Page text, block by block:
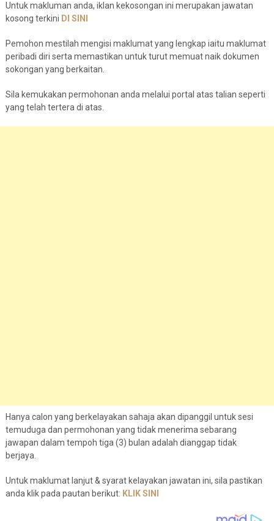
Untuk makluman anda, iklan kekosongan ini merupakan jawatan
kosong terkini DI S N
Pemohon mestilah mengisi maklumat yang lengkap iaitu maklumat
peribadi diri serta memastikan untuk turut memuat naik dokumen
sokongan yang berkaitan.
Sila kemukakan permohonan anda melalui portal atas talian seperti
yang telah tertera di atas.
Hanya calon yang berkelayakan sahaja akan dipanggil untuk sesi
temuduga dan permohonan yang tidak menerima sebarang
jawapan dalam tempoh tiga (3) bulan adalah dianggap tidak
berjaya.
Untuk maklumat lanjut & syarat kelayakan jawatan ini, sila pastikan
anda klik pada pautan berikut: KLIK SINI